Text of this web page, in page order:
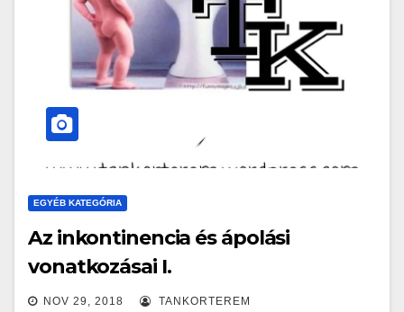
EGYÉB KATEGÓRIA
Az inkontinencia és ápolási
vonatkozásai I.
NOV 29, 2018 TANKORTEREM